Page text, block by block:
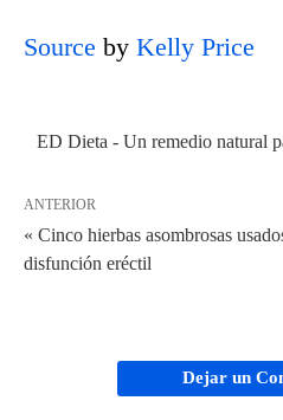
Source by Kelly Price
ED Dieta - Un remedio natural
ANTERIOR
« Cinco hierbas asombrosas
disfunción eréctil
Dejar un